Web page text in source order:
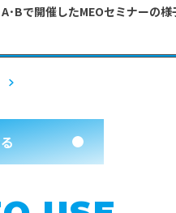
･Bで開催したMEOセミナーの